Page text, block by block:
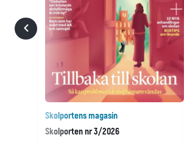
Skolportens magasin
Skolporten nr 3/2026